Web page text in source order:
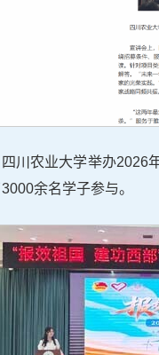
川农业大学举办2026
余名学子参与。